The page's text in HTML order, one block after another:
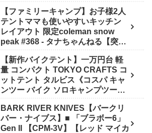
【ファミリーキャンプ】お子様2人
テントママも使いやすいキッチン
レイアウト 限定coleman snow
peak #368 - タナちゃんねる【突撃
【新作バイクテント】一万円台 軽
量 コンパクト TOKYO CRAFTS コ
ットテント タルビス《コスパ キャ
ンツー バイク ソロキャンプツーリ
リー 選び方》 - ｺﾝﾊﾟｸﾄｷﾞｱ紹介★バ
イク野営部
BARK RIVER KNIVES【バークリ
バー・ナイブス】■ 「ブラボー6」
Gen II 【CPM-3V】【レッド マイカ